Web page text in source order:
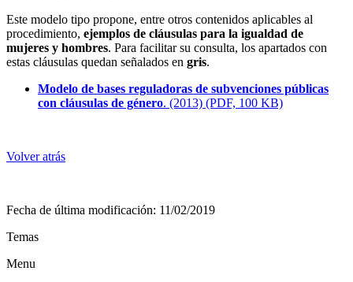
Este modelo tipo propone, entre otros contenidos aplicables al
procedimiento, ejemplos de cláusulas para la igualdad de
mujeres y hombres. Para facilitar su consulta, los apartados con
estas cláusulas quedan señalados en gris.
Modelo de bases reguladoras de subvenciones públicas
con cláusulas de género. (2013) (PDF, 100 KB)
Volver atrás
Fecha de última modificación: 11/02/2019
Temas
Menu